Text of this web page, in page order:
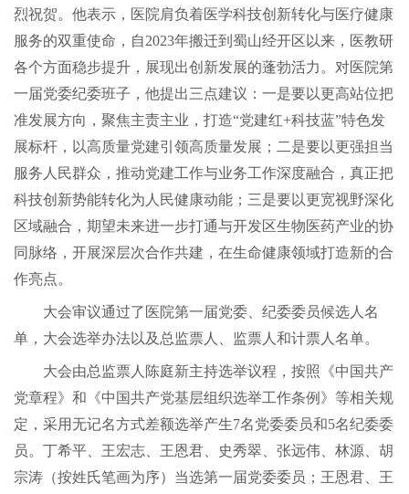
烈祝贺。他表示，医院肩负着医学科技创新转化与医疗健康
服务的双重使命，自2023年搬迁到蜀山经开区以来，医教研
各个方面稳步提升，展现出创新发展的蓬勃活力。对医院第
一届党委纪委班子，他提出三点建议：一是要以更高站位把
准发展方向，聚焦主责主业，打造“党建红+科技蓝”特色发
展标杆，以高质量党建引领高质量发展；二是要以更强担当
服务人民群众，推动党建工作与业务工作深度融合，真正把
科技创新势能转化为人民健康动能；三是要以更宽视野深化
区域融合，期望未来进一步打通与开发区生物医药产业的协
同脉络，开展深层次合作共建，在生命健康领域打造新的合
作亮点。
大会审议通过了医院第一届党委、纪委委员候选人名
单，大会选举办法以及总监票人、监票人和计票人名单。
大会由总监票人陈庭新主持选举议程，按照《中国共产
党章程》和《中国共产党基层组织选举工作条例》等相关规
定，采用无记名方式差额选举产生7名党委委员和5名纪委委
员。丁希平、王宏志、王恩君、史秀翠、张远伟、林源、胡
宗涛（按姓氏笔画为序）当选第一届党委委员；王恩君、王